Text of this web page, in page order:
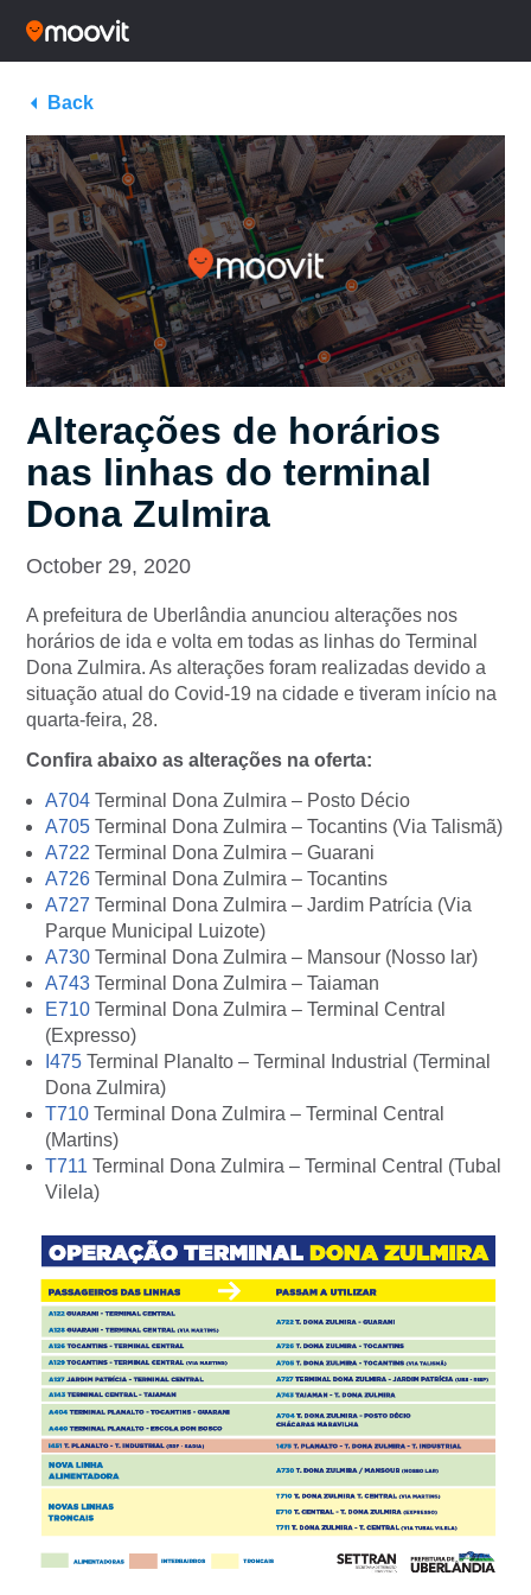
Back
Alterações de horários
nas linhas do terminal
Dona Zulmira
October 29, 2020
A prefeitura de Uberlândia anunciou alterações nos
horários de ida e volta em todas as linhas do Terminal
Dona Zulmira. As alterações foram realizadas devido a
situação atual do Covid-19 na cidade e tiveram início na
quarta-feira, 28.
Confira abaixo as alterações na oferta:
A704 Terminal Dona Zulmira – Posto Décio
A705 Terminal Dona Zulmira – Tocantins (Via Talismã)
A722 Terminal Dona Zulmira – Guarani
A726 Terminal Dona Zulmira – Tocantins
A727 Terminal Dona Zulmira – Jardim Patrícia (Via
Parque Municipal Luizote)
A730 Terminal Dona Zulmira – Mansour (Nosso lar)
A743 Terminal Dona Zulmira – Taiaman
E710 Terminal Dona Zulmira – Terminal Central
(Expresso)
I475 Terminal Planalto – Terminal Industrial (Terminal
Dona Zulmira)
T710 Terminal Dona Zulmira – Terminal Central
(Martins)
T711 Terminal Dona Zulmira – Terminal Central (Tubal
Vilela)